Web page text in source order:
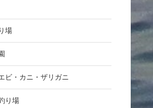
場
ビ・カニ・ザリガニ
り場